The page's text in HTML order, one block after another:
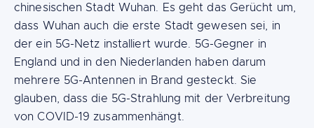
chinesischen Stadt Wuhan. Es geht das Gerücht um,
dass Wuhan auch die erste Stadt gewesen sei, in
der ein 5G-Netz installiert wurde. 5G-Gegner in
England und in den Niederlanden haben darum
mehrere 5G-Antennen in Brand gesteckt. Sie
glauben, dass die 5G-Strahlung mit der Verbreitung
von COVID-19 zusammenhängt.